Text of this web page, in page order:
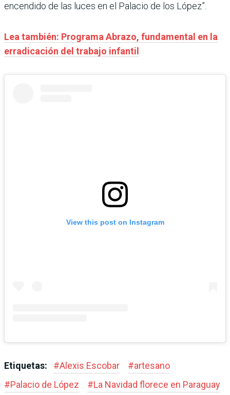
encendido de las luces en el Palacio de los López”.
Lea también: Programa Abrazo, fundamental en la
erradicación del trabajo infantil
View this post on Instagram
Etiquetas: #Alexis Escobar #artesano
#Palacio de López #La Navidad florece en Paraguay